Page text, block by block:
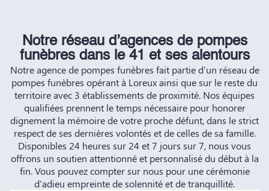
Notre réseau d’agences de pompes
funèbres dans le 41 et ses alentours
Notre agence de pompes funèbres fait partie d'un réseau de
pompes funèbres opérant à Loreux ainsi que sur le reste du
territoire avec 3 établissements de proximité. Nos équipes
qualifiées prennent le temps nécessaire pour honorer
dignement la mémoire de votre proche défunt, dans le strict
respect de ses dernières volontés et de celles de sa famille.
Disponibles 24 heures sur 24 et 7 jours sur 7, nous vous
offrons un soutien attentionné et personnalisé du début à la
fin. Vous pouvez compter sur nous pour une cérémonie
d'adieu empreinte de solennité et de tranquillité.